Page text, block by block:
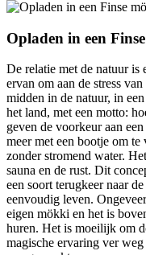
Opladen in een
De relatie met de natuur is
ervan om aan de stress
midden in de natuur, in
het land, met een motto:
geven de voorkeur aan
meer met een bootje om
zonder stromend water.
sauna en de rust. Dit
een soort terugkeer naar
eenvoudig leven.
eigen mökki en het is
huren. Het is moeilijk om
magische ervaring ver